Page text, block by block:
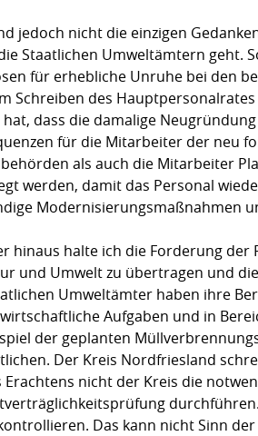
jedoch nicht die einzigen
Staatlichen Umweltämtern geht.
für erhebliche Unruhe bei den
Schreiben des
hat, dass die damalige
für die Mitarbeiter der neu
als auch die Mitarbeiter
werden, damit das Personal
Modernisierungsmaßnahmen
hinaus halte ich die Forderung der
und Umwelt zu übertragen und
Umweltämter haben ihre
Aufgaben und in
der geplanten
Der Kreis Nordfriesland
Erachtens nicht der Kreis die
Das kann nicht Sinn der